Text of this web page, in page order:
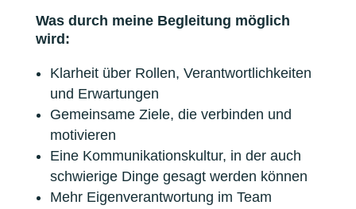
Was durch meine Begleitung möglich
wird:
Klarheit über Rollen, Verantwortlichkeiten
und Erwartungen
Gemeinsame Ziele, die verbinden und
motivieren
Eine Kommunikationskultur, in der auch
schwierige Dinge gesagt werden können
Mehr Eigenverantwortung im Team